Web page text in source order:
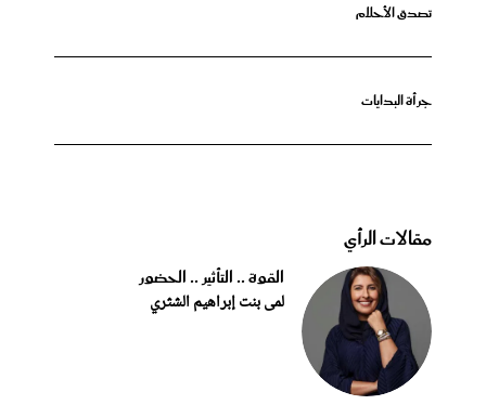
تصدق الأحلام
جرأة البدايات
مقالات الرأي
القوة .. التأثير .. الحضور
لمى بنت إبراهيم الشثري